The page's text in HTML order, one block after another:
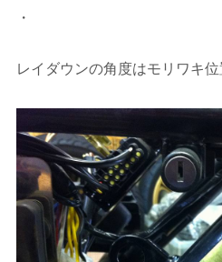
・
レイダウンの角度はモリワキ位